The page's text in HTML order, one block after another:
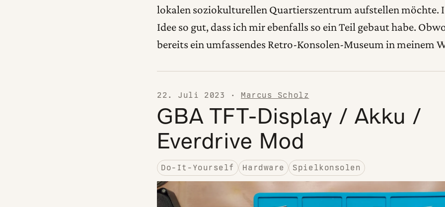
lokalen soziokulturellen Quartierszentrum aufstellen möchte.
Idee so gut, dass ich mir ebenfalls so ein Teil gebaut habe.
bereits ein umfassendes Retro-Konsolen-Museum in meinem
22. Juli 2023 · Marcus Scholz
GBA TFT-Display / Akku /
Everdrive Mod
Do-It-Yourself Hardware Spielkonsolen